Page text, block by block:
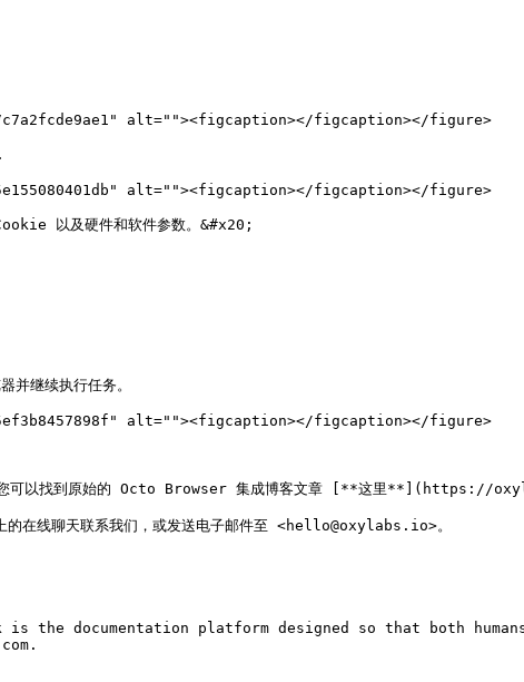
alt=""><figcaption></figcaption></figure>
alt=""><figcaption></figcaption></figure>
以及硬件和软件参数。&#x20;
继续执行任务。
alt=""><figcaption></figcaption></figure>
。您可以找到原始的 Octo Browser 集成博客文章 [**这里
的在线聊天联系我们，或发送电子邮件至 <hello@oxylabs.io>。
the documentation platform designed so that both